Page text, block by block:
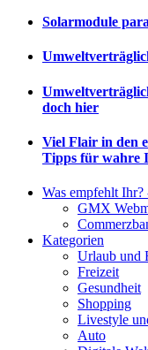
Solarmodule
doch hier
Viel Flair in den
Tipps für wahre
Was empfehlt
GMX
Kategorien
Urlaub und
Freizeit
Gesundheit
Shopping
Livestyle
Auto